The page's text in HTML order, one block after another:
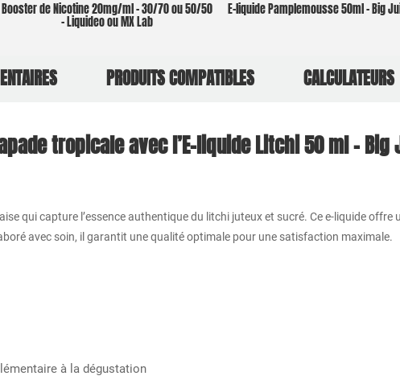
Booster de Nicotine 20mg/ml – 30/70 ou 50/50
– Liquideo ou MX Lab
E-liquide Pamplemousse 50ml – Big
PRODUITS COMPATIBLES CALCULATEURS
tropicale avec l’E-liquide Litchi 50 ml – Big
qui capture l’essence authentique du litchi juteux et sucré. Ce e-liquide offre
avec soin, il garantit une qualité optimale pour une satisfaction maximale.
à la dégustation